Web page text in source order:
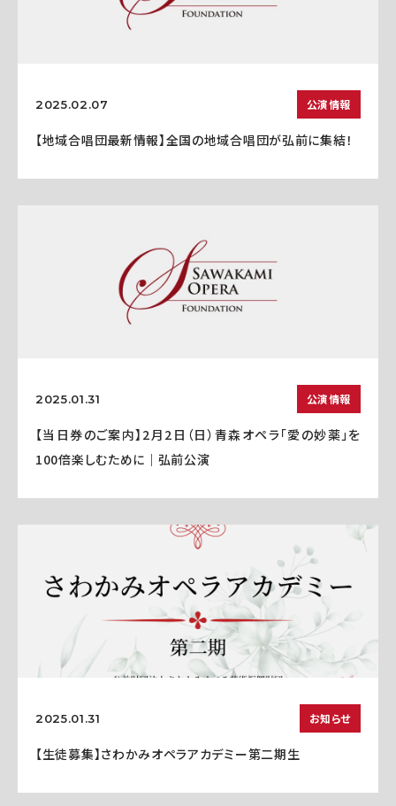
2025.02.07 公演情報
【地域合唱団最新情報】全国の地域合唱団が弘前に集結！
2025.01.31 公演情報
【当日券のご案内】2月2日（日）青森オペラ「愛の妙薬」を
100倍楽しむために｜弘前公演
2025.01.31 お知らせ
【生徒募集】さわかみオペラアカデミー第二期生